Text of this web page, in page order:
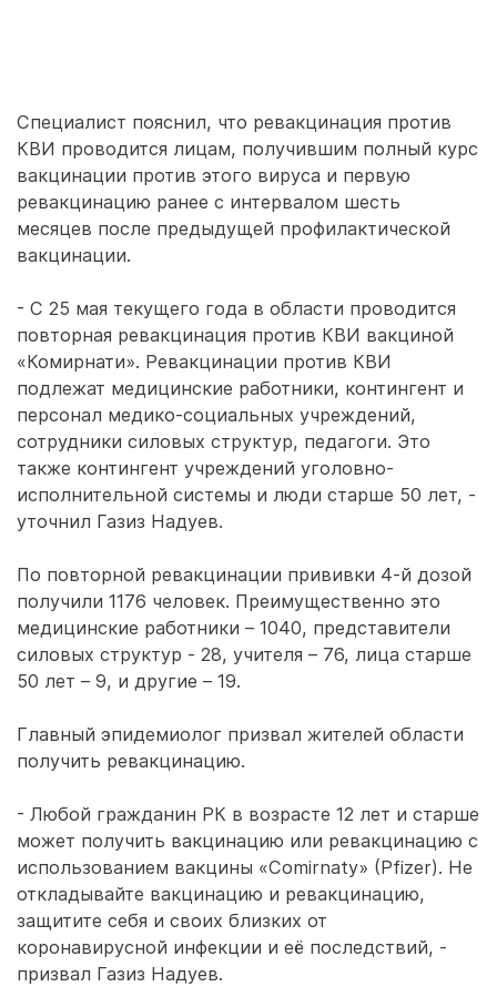
Специалист пояснил, что ревакцинация против
КВИ проводится лицам, получившим полный курс
вакцинации против этого вируса и первую
ревакцинацию ранее с интервалом шесть
месяцев после предыдущей профилактической
вакцинации.
- С 25 мая текущего года в области проводится
повторная ревакцинация против КВИ вакциной
«Комирнати». Ревакцинации против КВИ
подлежат медицинские работники, контингент и
персонал медико-социальных учреждений,
сотрудники силовых структур, педагоги. Это
также контингент учреждений уголовно-
исполнительной системы и люди старше 50 лет, -
уточнил Газиз Надуев.
По повторной ревакцинации прививки 4-й дозой
получили 1176 человек. Преимущественно это
медицинские работники – 1040, представители
силовых структур - 28, учителя – 76, лица старше
50 лет – 9, и другие – 19.
Главный эпидемиолог призвал жителей области
получить ревакцинацию.
- Любой гражданин РК в возрасте 12 лет и старше
может получить вакцинацию или ревакцинацию с
использованием вакцины «Comirnaty» (Pfizer). Не
откладывайте вакцинацию и ревакцинацию,
защитите себя и своих близких от
коронавирусной инфекции и её последствий, -
призвал Газиз Надуев.